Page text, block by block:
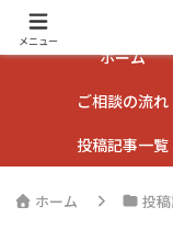
ホーム
ご相談の流れ
投稿記事一覧
ホーム 投
メニュー